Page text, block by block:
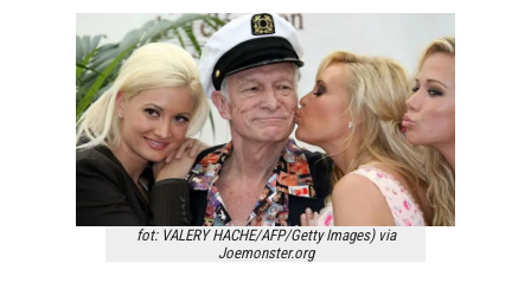
fot: VALERY HACHE/AFP/Getty Images) via
Joemonster.org